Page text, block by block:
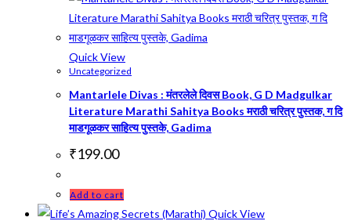
Quick View
Uncategorized
Mantarlele Divas : मंतरलेले दिवस Book, G D Madgulkar
Literature Marathi Sahitya Books मराठी चरित्र पुस्तक, ग दि
माडगूळकर साहित्य पुस्तके, Gadima
₹199.00
Add to cart
Quick View